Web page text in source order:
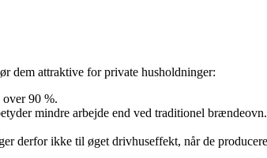
dem attraktive for private husholdninger:
90 %.
mindre arbejde end ved traditionel brændeovn.
derfor ikke til øget drivhuseffekt, når de